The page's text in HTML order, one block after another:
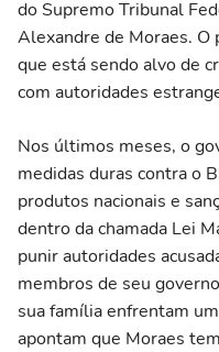
do Supremo Tribunal
Alexandre de Moraes.
que está sendo alvo de
com autoridades
Nos últimos meses, o
medidas duras contra o
produtos nacionais e
dentro da chamada Lei
punir autoridades
membros de seu
sua família enfrentam
apontam que Moraes